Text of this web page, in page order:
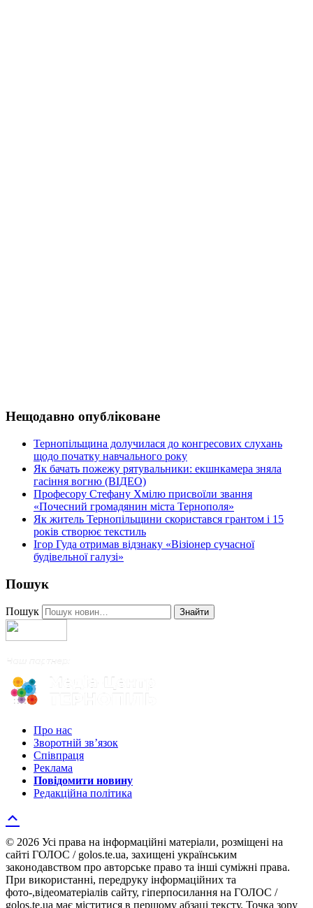
Нещодавно опубліковане
Тернопільщина долучилася до конгресових слухань
щодо початку навчального року
Як бачать пожежу рятувальники: екшнкамера зняла
гасіння вогню (ВІДЕО)
Професору Стефану Хмілю присвоїли звання
«Почесний громадянин міста Тернополя»
Як житель Тернопільщини скористався грантом і 15
років створює текстиль
Ігор Гуда отримав відзнаку «Візіонер сучасної
будівельної галузі»
Пошук
Пошук Знайти
Про нас
Зворотній зв’язок
Співпраця
Реклама
Повідомити новину
Редакційна політика
© 2026 Усі права на інформаційні матеріали, розміщені на
сайті ГОЛОС / golos.te.ua, захищені українським
законодавством про авторське право та інші суміжні права.
При використанні, передруку інформаційних та
фото-,відеоматеріалів сайту, гіперпосилання на ГОЛОС /
golos.te.ua має міститися в першому абзаці тексту. Точка зору